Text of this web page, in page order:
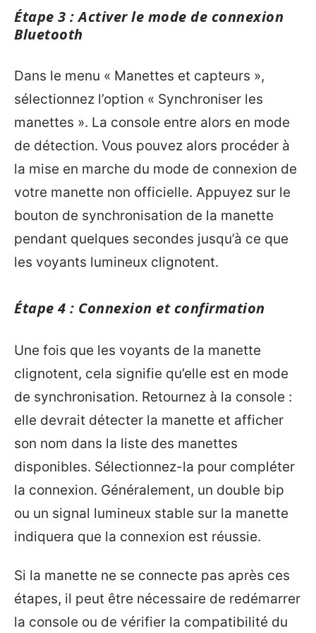
Étape 3 : Activer le mode de connexion
Bluetooth
Dans le menu « Manettes et capteurs »,
sélectionnez l’option « Synchroniser les
manettes ». La console entre alors en mode
de détection. Vous pouvez alors procéder à
la mise en marche du mode de connexion de
votre manette non officielle. Appuyez sur le
bouton de synchronisation de la manette
pendant quelques secondes jusqu’à ce que
les voyants lumineux clignotent.
Étape 4 : Connexion et confirmation
Une fois que les voyants de la manette
clignotent, cela signifie qu’elle est en mode
de synchronisation. Retournez à la console :
elle devrait détecter la manette et afficher
son nom dans la liste des manettes
disponibles. Sélectionnez-la pour compléter
la connexion. Généralement, un double bip
ou un signal lumineux stable sur la manette
indiquera que la connexion est réussie.
Si la manette ne se connecte pas après ces
étapes, il peut être nécessaire de redémarrer
la console ou de vérifier la compatibilité du